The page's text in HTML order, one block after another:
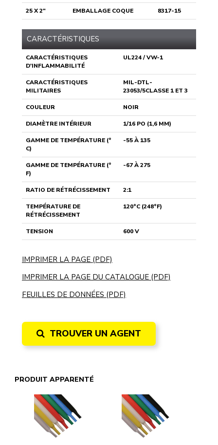
25 X 2" EMBALLAGE COQUE 8317-15
CARACTÉRISTIQUES
CARACTÉRISTIQUES
D'INFLAMMABILITÉ
UL224 / VW-1
CARACTÉRISTIQUES
MILITAIRES
MIL-DTL-
23053/5CLASSE 1 ET 3
COULEUR NOIR
DIAMÈTRE INTÉRIEUR 1/16 PO (1,6 MM)
GAMME DE TEMPÉRATURE (°
C)
-55 À 135
GAMME DE TEMPÉRATURE (°
F)
-67 À 275
RATIO DE RÉTRÉCISSEMENT 2:1
TEMPÉRATURE DE
RÉTRÉCISSEMENT
120°C (248°F)
TENSION 600 V
IMPRIMER LA PAGE (PDF)
IMPRIMER LA PAGE DU CATALOGUE (PDF)
FEUILLES DE DONNÉES (PDF)
TROUVER UN AGENT
PRODUIT APPARENTÉ